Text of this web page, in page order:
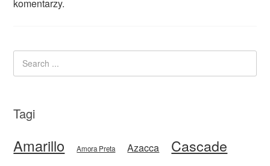
komentarzy.
Tagi
Amarillo Amora Preta Azacca Cascade